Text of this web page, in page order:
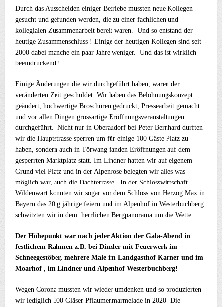
Durch das Ausscheiden einiger Betriebe mussten neue Kollegen
gesucht und gefunden werden, die zu einer fachlichen und
kollegialen Zusammenarbeit bereit waren. Und so entstand der
heutige Zusammenschluss ! Einige der heutigen Kollegen sind seit
2000 dabei manche ein paar Jahre weniger. Und das ist wirklich
beeindruckend !
Einige Änderungen die wir durchgeführt haben, waren der
veränderten Zeit geschuldet. Wir haben das Belohnungskonzept
geändert, hochwertige Broschüren gedruckt, Pressearbeit gemacht
und vor allen Dingen grossartige Eröffnungsveranstaltungen
durchgeführt. Nicht nur in Oberaudorf bei Peter Bernhard durften
wir die Hauptstrasse sperren um für einige 100 Gäste Platz zu
haben, sondern auch in Törwang fanden Eröffnungen auf dem
gesperrten Marktplatz statt. Im Lindner hatten wir auf eigenem
Grund viel Platz und in der Alpenrose belegten wir alles was
möglich war, auch die Dachterrasse. In der Schlosswirtschaft
Wildenwart konnten wir sogar vor dem Schloss von Herzog Max in
Bayern das 20ig jährige feiern und im Alpenhof in Westerbuchberg
schwitzten wir in dem herrlichen Bergpanorama um die Wette.
Der Höhepunkt war nach jeder Aktion der Gala-Abend in
festlichem Rahmen z.B. bei Dinzler mit Feuerwerk im
Schneegestöber, mehrere Male im Landgasthof Karner und im
Moarhof , im Lindner und Alpenhof Westerbuchberg!
Wegen Corona mussten wir wieder umdenken und so produzierten
wir lediglich 500 Gläser Pflaumenmarmelade in 2020! Die